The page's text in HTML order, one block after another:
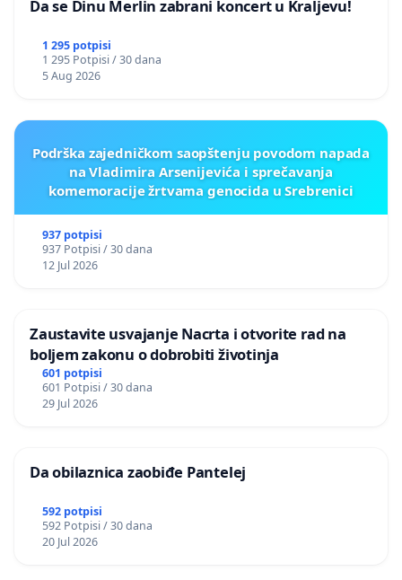
Da se Dinu Merlin zabrani koncert u Kraljevu!
1 295 potpisi
1 295 Potpisi / 30 dana
5 Aug 2026
Podrška zajedničkom saopštenju povodom napada
na Vladimira Arsenijevića i sprečavanja
komemoracije žrtvama genocida u Srebrenici
937 potpisi
937 Potpisi / 30 dana
12 Jul 2026
Zaustavite usvajanje Nacrta i otvorite rad na
boljem zakonu o dobrobiti životinja
601 potpisi
601 Potpisi / 30 dana
29 Jul 2026
Da obilaznica zaobiđe Pantelej
592 potpisi
592 Potpisi / 30 dana
20 Jul 2026